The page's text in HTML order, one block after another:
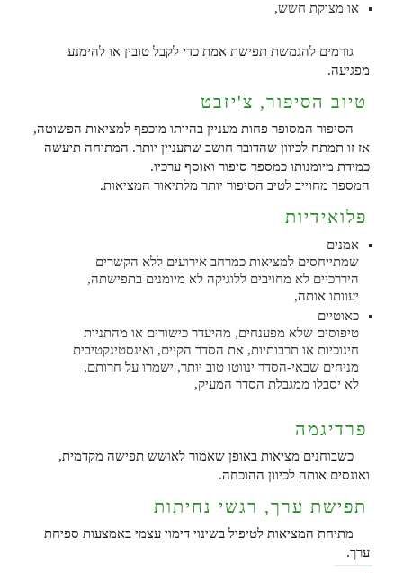
או מצוקת חשש,
גורמים להגמשת תפישת אמת כדי לקבל טובין או להימנע
מפגיעה.
טיוב הסיפור, צ'יזבט
הסיפור המסופר פחות מעניין בהיותו מוכפף למציאות הפשוטה,
אז זו תמתח לכיוון שהדובר חושב שתעניין יותר. המתיחה תיעשה
כמידת מיומנותו כמספר סיפור ואוסף ערכיו.
המספר מחוייב לטיב הסיפור יותר מלתיאור המציאות.
פלואידיות
אמנים
שמתייחסים למציאות כמרחב אירועים ללא הקשרים
היררכיים לא מחויבים ללוגיקה לא מיומנים בתפישתה,
יעוותו אותה,
כאוטיים
טיפוסים שלא מפענחים, מהיעדר כישורים או מהתניות
חינוכיות או תרבותיות, את הסדר הקיים, ואינסטינקטיבית
מניחים שבאי-הסדר ינווטו טוב יותר, ישמרו על חרותם,
לא יסבלו ממגבלת הסדר המעיק,
פרדיגמה
כשבוחנים מציאות באופן שאמור לאושש תפישה מקדמית,
ואונסים אותה לכיוון ההוכחה.
תפישת ערך, רגשי נחיתות
מתיחת המציאות לטיפול בשינוי דימוי עצמי באמצעות ספיחת
ערך.